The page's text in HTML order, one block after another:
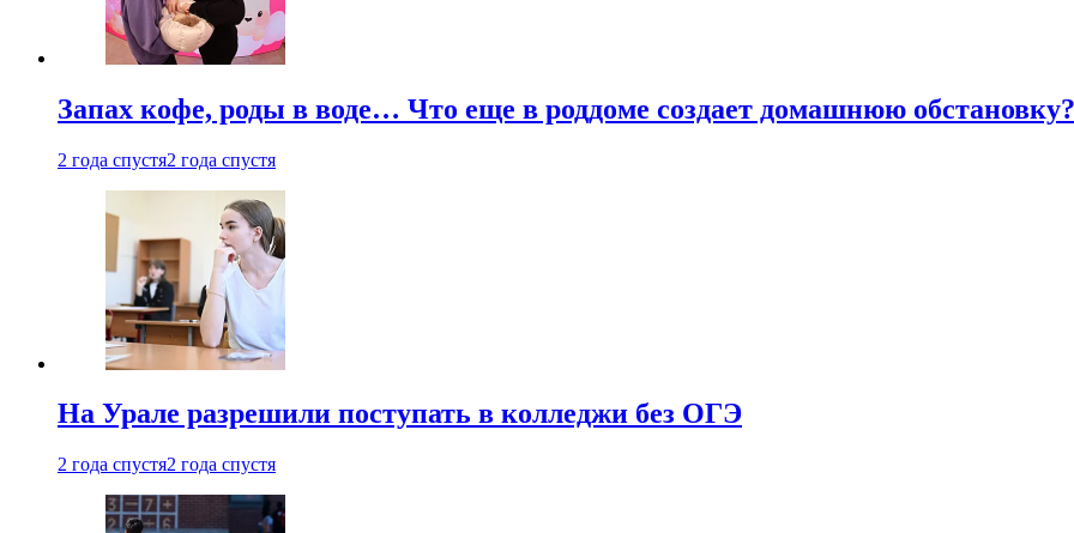
Запах кофе, роды в воде… Что еще в роддоме создает домашнюю обстановку?
2 года спустя2 года спустя
На Урале разрешили поступать в колледжи без ОГЭ
2 года спустя2 года спустя